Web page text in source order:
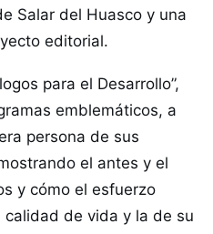
Salar del Huasco y una
editorial.
para el Desarrollo”,
emblemáticos, a
persona de sus
el antes y el
y cómo el esfuerzo
de vida y la de su